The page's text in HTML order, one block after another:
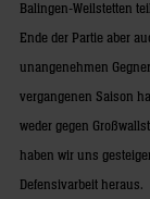
Balingen-Weilstetten
Ende der Partie aber
unangenehmen
vergangenen Saison
weder gegen
haben wir uns
Defensivarbeit heraus.